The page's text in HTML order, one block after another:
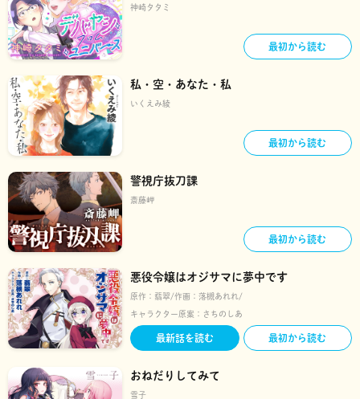
神崎タタミ
最初から読む
私・空・あなた・私
いくえみ綾
最初から読む
警視庁抜刀課
斎藤岬
最初から読む
悪役令嬢はオジサマに夢中です
原作： 翡翠 作画： 落槻あれれ
キャラクター原案： さちのしあ
最新話を読む 最初から読む
おねだりしてみて
雪子